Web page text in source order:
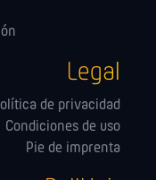
Legal
de privacidad
Condiciones de uso
Pie de imprenta